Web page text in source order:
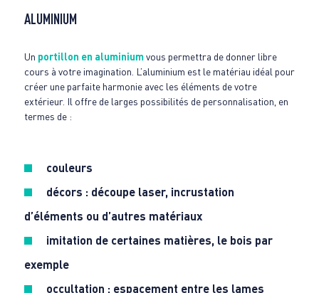
ALUMINIUM
Un portillon en aluminiumvous permettra de donner libre
cours à votre imagination. L’aluminium est le matériau idéal pour
créer une parfaite harmonie avec les éléments de votre
extérieur. Il offre de larges possibilités de personnalisation, en
termes de :
couleurs
décors : découpe laser, incrustation
d’éléments ou d’autres matériaux
imitation de certaines matières, le bois par
exemple
occultation : espacement entre les lames